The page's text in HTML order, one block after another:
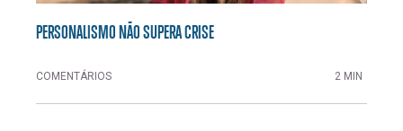
PERSONALISMO NÃO SUPERA CRISE
COMENTÁRIOS 2 MIN